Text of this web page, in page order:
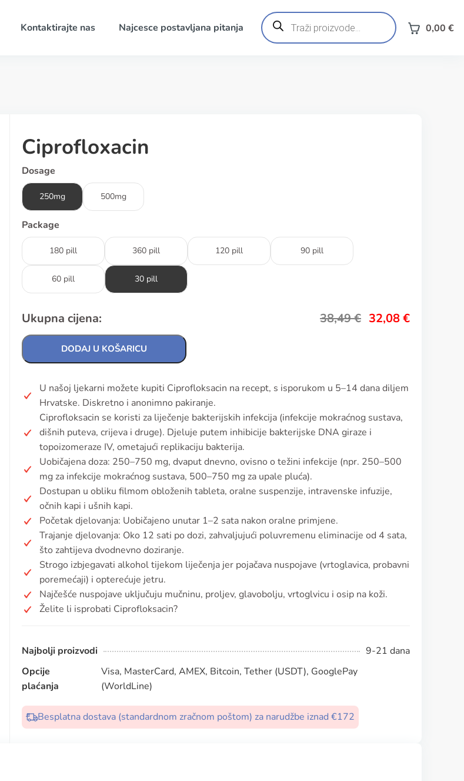
Kontaktirajte nas Najcesce postavljana pitanja
Products
search 0,00 €
Ciprofloxacin
Dosage
250mg 500mg
Package
180 pill 360 pill 120 pill 90 pill
60 pill 30 pill
Ukupna cijena: 38,49€ 32,08€
DODAJ U KOŠARICU
U našoj ljekarni možete kupiti Ciprofloksacin na recept, s isporukom u 5–14 dana diljem
Hrvatske. Diskretno i anonimno pakiranje.
Ciprofloksacin se koristi za liječenje bakterijskih infekcija (infekcije mokraćnog sustava,
dišnih puteva, crijeva i druge). Djeluje putem inhibicije bakterijske DNA giraze i
topoizomeraze IV, ometajući replikaciju bakterija.
Uobičajena doza: 250–750 mg, dvaput dnevno, ovisno o težini infekcije (npr. 250–500
mg za infekcije mokraćnog sustava, 500–750 mg za upale pluća).
Dostupan u obliku filmom obloženih tableta, oralne suspenzije, intravenske infuzije,
očnih kapi i ušnih kapi.
Početak djelovanja: Uobičajeno unutar 1–2 sata nakon oralne primjene.
Trajanje djelovanja: Oko 12 sati po dozi, zahvaljujući poluvremenu eliminacije od 4 sata,
što zahtijeva dvodnevno doziranje.
Strogo izbjegavati alkohol tijekom liječenja jer pojačava nuspojave (vrtoglavica, probavni
poremećaji) i opterećuje jetru.
Najčešće nuspojave uključuju mučninu, proljev, glavobolju, vrtoglvicu i osip na koži.
Želite li isprobati Ciprofloksacin?
Najbolji proizvodi
9-21 dana
Opcije
plaćanja
Visa, MasterCard, AMEX, Bitcoin, Tether (USDT), GooglePay
(WorldLine)
Besplatna dostava (standardnom zračnom poštom) za narudžbe iznad €172